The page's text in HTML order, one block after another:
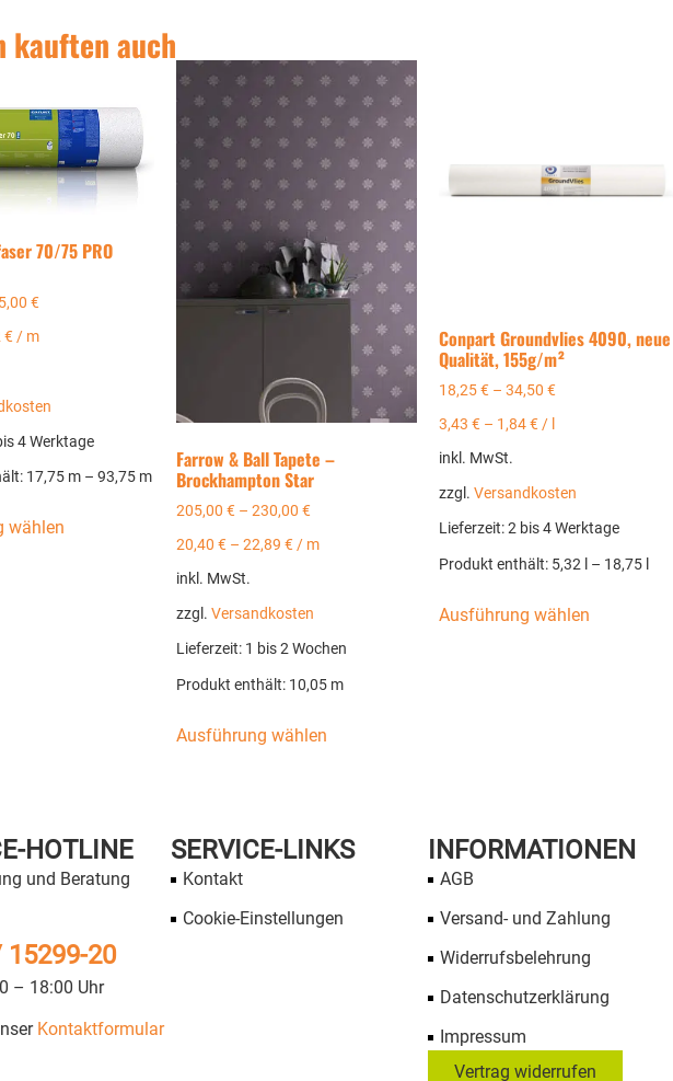
kauften auch
70/75 PRO
€
€/ m
4 Werktage
17,75 m– 93,75 m
wählen
Farrow & Ball Tapete –
Brockhampton Star
205,00 €– 230,00 €
20,40 €– 22,89 €/ m
inkl. MwSt.
zzgl. Versandkosten
Lieferzeit: 1 bis 2 Wochen
Produkt enthält: 10,05 m
Ausführung wählen
Conpart Groundvlies 4090, neue
Qualität, 155g/m²
18,25€ – 34,50 €
3,43 € – 1,84€ /
inkl. MwSt.
zzgl. Versandkosten
Lieferzeit:2 bis 4 Werktage
Produkt enthält: 5,32 – 18,75
Ausführung wählen
HOTLINE
und Beratung
20
– 18:00 Uhr
Kontaktformular
SERVICE-LINKS
Kontakt
Cookie-Einstellungen
INFORMATIONEN
AGB
Versand- und Zahlung
Widerrufsbelehrung
Datenschutzerklärung
Impressum
Vertrag widerrufen